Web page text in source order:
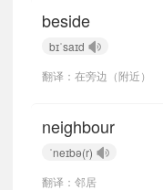
beside
bɪˈsaɪd
翻译：在旁边（附近）
neighbour
ˈneɪbə(r)
翻译：邻居